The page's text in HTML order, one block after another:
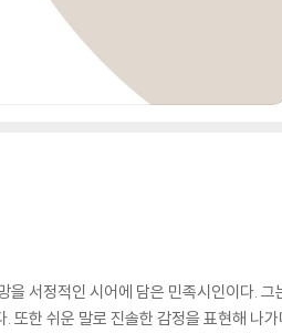
서정적인 시어에 담은 민족시인이다.
또한 쉬운 말로 진솔한 감정을 표현해 나